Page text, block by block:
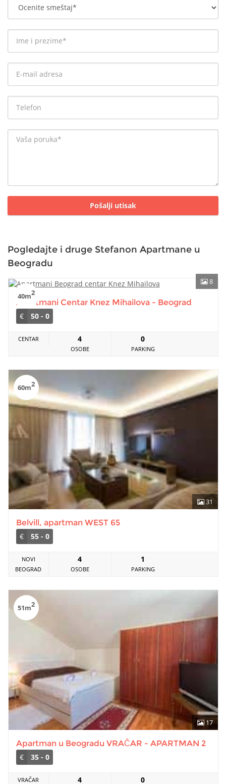
Pogledajte i druge Stefanon Apartmane u
Beogradu
8
40m2
Apartmani Centar Knez Mihailova - Beograd
€
50 - 0
CENTAR 4
OSOBE
0
PARKING
31
60m2
Belvill, apartman WEST 65
€
55 - 0
NOVI
BEOGRAD
4
OSOBE
1
PARKING
17
51m2
Apartman u Beogradu VRAČAR - APARTMAN 2
€
35 - 0
VRAČAR 4 0